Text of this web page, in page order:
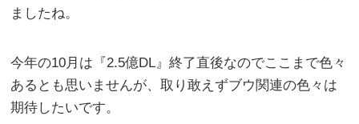
ましたね。
今年の10月は『2.5億DL』終了直後なのでここまで色々
あるとも思いませんが、取り敢えずブウ関連の色々は
期待したいです。